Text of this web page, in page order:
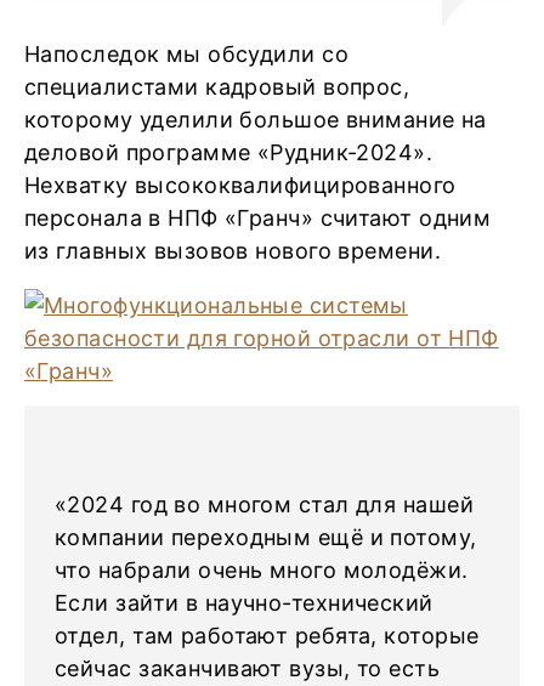
Напоследок мы обсудили со
специалистами кадровый вопрос,
которому уделили большое внимание на
деловой программе «Рудник-2024».
Нехватку высококвалифицированного
персонала в НПФ «Гранч» считают одним
из главных вызовов нового времени.
«2024 год во многом стал для нашей
компании переходным ещё и потому,
что набрали очень много молодёжи.
Если зайти в научно-технический
отдел, там работают ребята, которые
сейчас заканчивают вузы, то есть